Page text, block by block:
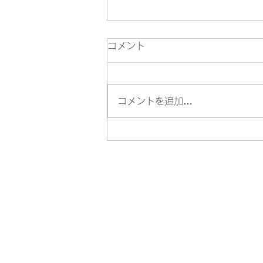
🦁 八王子・迫力の舞と響く音
コメント
コメントを追加…